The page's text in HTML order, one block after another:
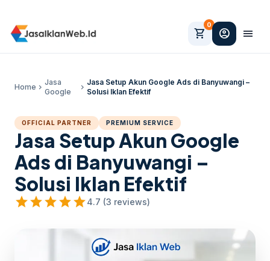
shopping_cart
0
account_circle menu
Home chevron_right
Jasa
Google
chevron_right
Jasa Setup Akun Google Ads di Banyuwangi –
Solusi Iklan Efektif
OFFICIAL PARTNER PREMIUM SERVICE
Jasa Setup Akun Google
Ads di Banyuwangi –
Solusi Iklan Efektif
starstarstarstarstar4.7 (3 reviews)